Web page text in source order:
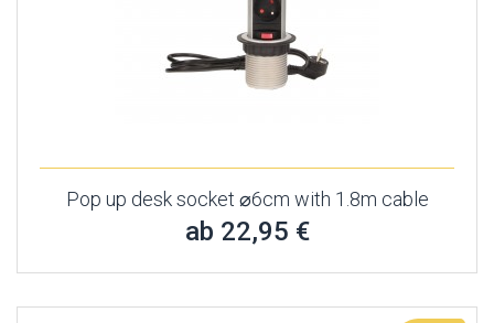
Pop up desk socket ⌀6cm with 1.8m cable
ab 22,95 €